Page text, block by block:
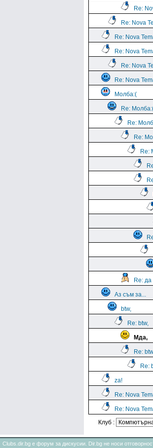
Re:
Re: Nova
Re: Nova
Re: Nova
Re: Nova
Re: Nova
Молба:(
Re:
Re:
Re:
Re:
Re:
Аз съм за...
btw,
Re: btw,
Мда,
Re:
Re:
za!
Re: Nova
Re: Nova
Клуб :
Clubs.dir.bg е форум за дискусии. Dir.bg не носи